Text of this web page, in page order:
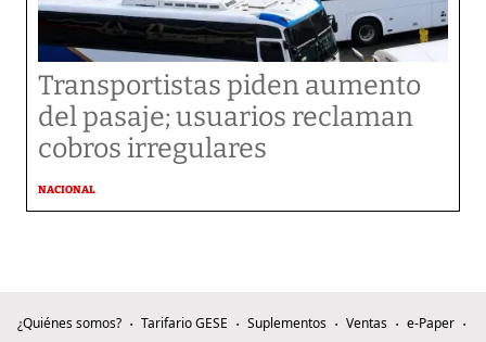
Transportistas piden aumento
del pasaje; usuarios reclaman
cobros irregulares
NACIONAL
¿Quiénes somos? Tarifario GESE Suplementos Ventas
e-Paper